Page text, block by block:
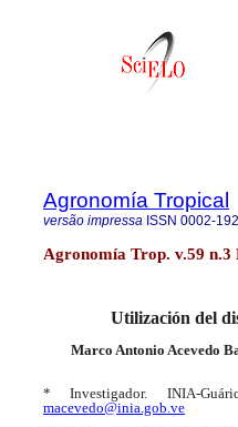
Agronomía Tropical
versão impressa ISSN 0002-
Agronomía Trop. v.59 n.3
Utilización del
Marco Antonio Acevedo
* Investigador. INIA-
macevedo@inia.gob.ve